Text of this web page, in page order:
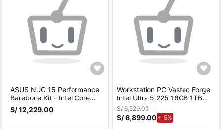
ASUS NUC 15 Performance
Barebone Kit - Intel Core
Ultra 7 255HX, NVIDIA
GeForce RTX 5060,
S/ 12,229.00
Workstation PC Vastec Forge
Intel Ultra 5 225 16GB 1TB
SSD NVIDIA RTX 5050 8GB
Windows 11 Home
S/ 6,529.00
S/ 6,899.00 5%de aumento.